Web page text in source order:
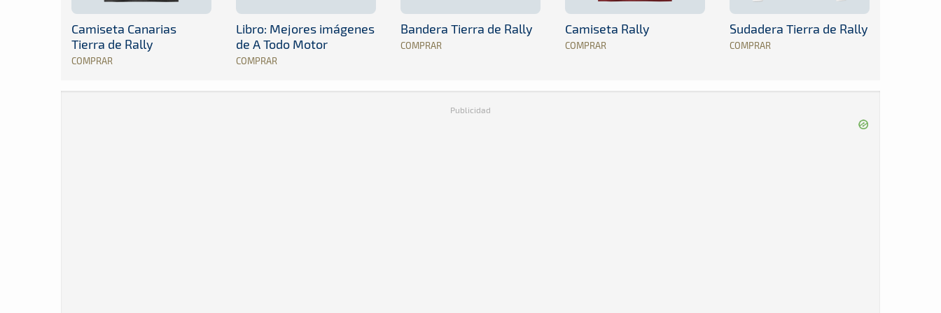
Camiseta Canarias
Tierra de Rally
COMPRAR
Libro: Mejores imágenes
de A Todo Motor
COMPRAR
Bandera Tierra de Rally
COMPRAR
Camiseta Rally
COMPRAR
Sudadera Tierra de Rally
COMPRAR
Publicidad